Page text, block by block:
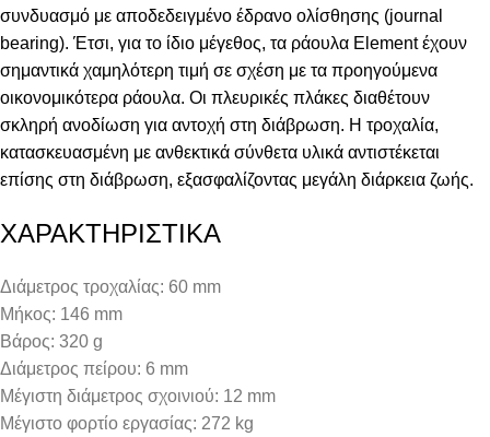
συνδυασμό με αποδεδειγμένο έδρανο ολίσθησης (journal
bearing). Έτσι, για το ίδιο μέγεθος, τα ράουλα Element έχουν
σημαντικά χαμηλότερη τιμή σε σχέση με τα προηγούμενα
οικονομικότερα ράουλα. Οι πλευρικές πλάκες διαθέτουν
σκληρή ανοδίωση για αντοχή στη διάβρωση. Η τροχαλία,
κατασκευασμένη με ανθεκτικά σύνθετα υλικά αντιστέκεται
επίσης στη διάβρωση, εξασφαλίζοντας μεγάλη διάρκεια ζωής.
ΧΑΡΑΚΤΗΡΙΣΤΙΚΑ
Διάμετρος τροχαλίας: 60 mm
Μήκος: 146 mm
Βάρος: 320 g
Διάμετρος πείρου: 6 mm
Μέγιστη διάμετρος σχοινιού: 12 mm
Μέγιστο φορτίο εργασίας: 272 kg